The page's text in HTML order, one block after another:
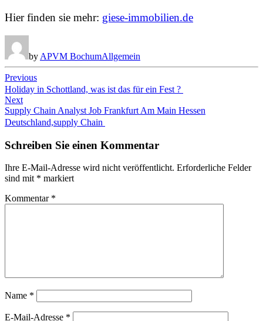
Hier finden sie mehr: giese-immobilien.de
by APVM BochumAllgemein
Beitragsnavigation
Previous
Holiday in Schottland, was ist das für ein Fest ?
Next
Supply Chain Analyst Job Frankfurt Am Main Hessen
Deutschland,supply Chain
Schreiben Sie einen Kommentar
Ihre E-Mail-Adresse wird nicht veröffentlicht. Erforderliche Felder
sind mit * markiert
Kommentar *
Name *
E-Mail-Adresse *